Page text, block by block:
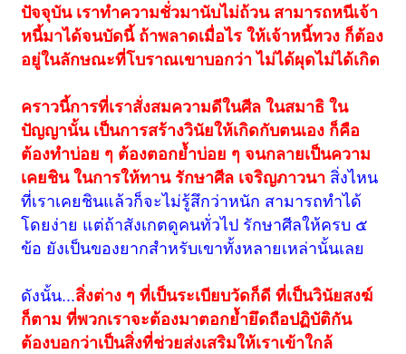
ปัจจุบัน เราทำความชั่วมานับไม่ถ้วน สามารถหนีเจ้า
หนี้มาได้จนบัดนี้ ถ้าพลาดเมื่อไร ให้เจ้าหนี้ทวง ก็ต้อง
อยู่ในลักษณะที่โบราณเขาบอกว่า ไม่ได้ผุดไม่ได้เกิด
คราวนี้การที่เราสั่งสมความดีในศีล ในสมาธิ ใน
ปัญญานั้น เป็นการสร้างวินัยให้เกิดกับตนเอง ก็คือ
ต้องทำบ่อย ๆ ต้องตอกย้ำบ่อย ๆ จนกลายเป็นความ
เคยชิน ในการให้ทาน รักษาศีล เจริญภาวนา สิ่งไหน
ที่เราเคยชินแล้วก็จะไม่รู้สึกว่าหนัก สามารถทำได้
โดยง่าย แต่ถ้าสังเกตดูคนทั่วไป รักษาศีลให้ครบ ๕
ข้อ ยังเป็นของยากสำหรับเขาทั้งหลายเหล่านั้นเลย
ดังนั้น...สิ่งต่าง ๆ ที่เป็นระเบียบวัดก็ดี ที่เป็นวินัยสงฆ์
ก็ตาม ที่พวกเราจะต้องมาตอกย้ำยึดถือปฏิบัติกัน
ต้องบอกว่าเป็นสิ่งที่ช่วยส่งเสริมให้เราเข้าใกล้